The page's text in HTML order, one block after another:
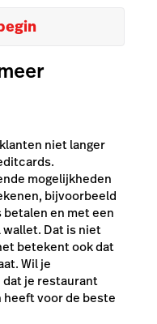
niet langer
mogelijkheden
bijvoorbeeld
en met een
Dat is niet
betekent ook dat
Wil je
je restaurant
voor de beste